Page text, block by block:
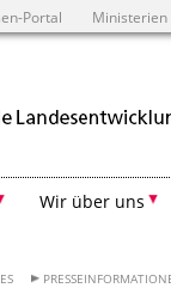
Portal Ministerien
Wir über uns